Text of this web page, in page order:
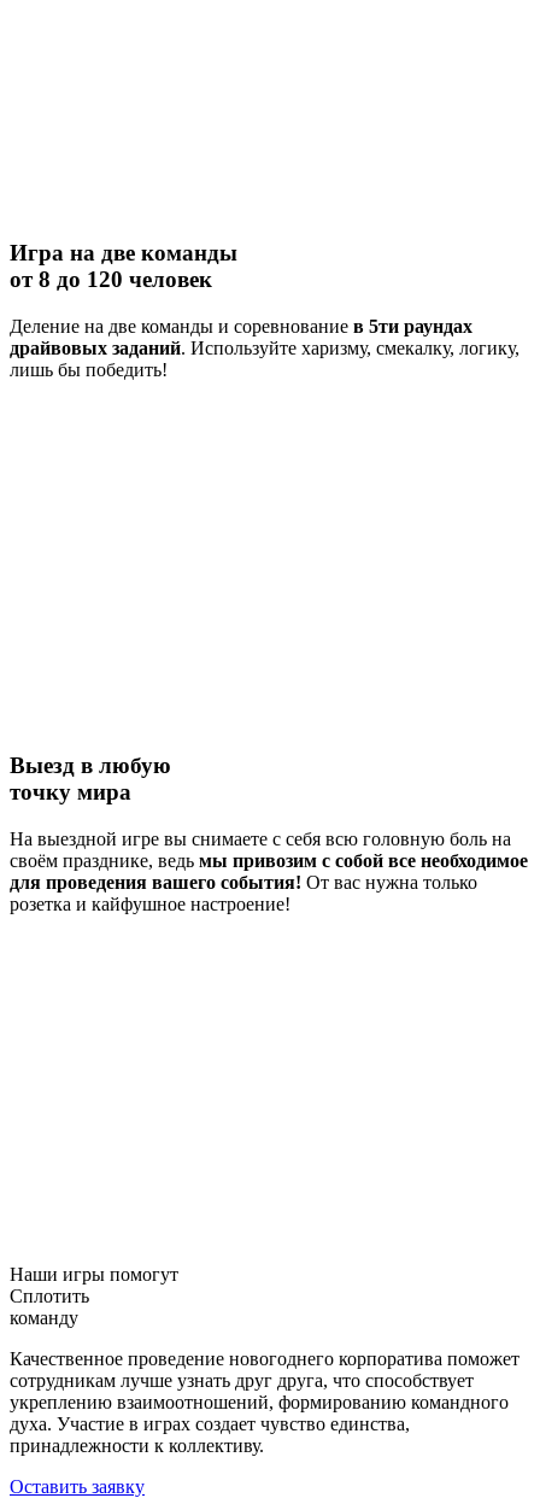
Игра на две команды
от 8 до 120 человек
Деление на две команды и соревнование в 5ти раундах
драйвовых заданий. Используйте харизму, смекалку, логику,
лишь бы победить!
Выезд в любую
точку мира
На выездной игре вы снимаете с себя всю головную боль на
своём празднике, ведь мы привозим с собой все необходимое
для проведения вашего события! От вас нужна только
розетка и кайфушное настроение!
Наши игры помогут
Сплотить
команду
Качественное проведение новогоднего корпоратива поможет
сотрудникам лучше узнать друг друга, что способствует
укреплению взаимоотношений, формированию командного
духа. Участие в играх создает чувство единства,
принадлежности к коллективу.
Оставить заявку